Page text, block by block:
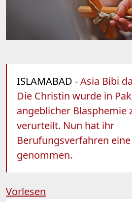
ISLAMABAD - Asia Bibi
Die Christin wurde in
angeblicher Blasphemie
verurteilt. Nun hat ihr
Berufungsverfahren
genommen.
Vorlesen